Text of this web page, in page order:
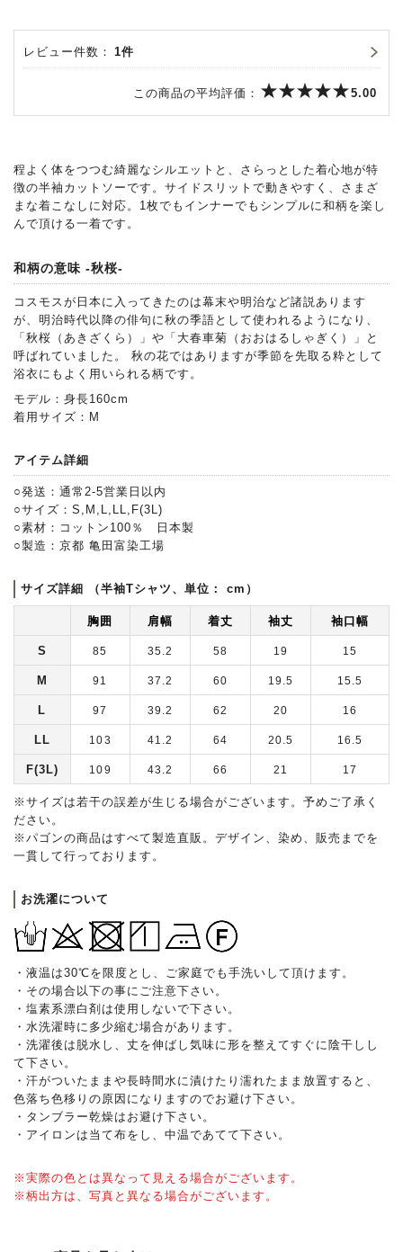
レビュー件数： 1件
この商品の平均評価： 5.00
程よく体をつつむ綺麗なシルエットと、さらっとした着心地が特
徴の半袖カットソーです。サイドスリットで動きやすく、さまざ
まな着こなしに対応。1枚でもインナーでもシンプルに和柄を楽し
んで頂ける一着です。
和柄の意味 -秋桜-
コスモスが日本に入ってきたのは幕末や明治など諸説あります
が、明治時代以降の俳句に秋の季語として使われるようになり、
「秋桜（あきざくら）」や「大春車菊（おおはるしゃぎく）」と
呼ばれていました。 秋の花ではありますが季節を先取る粋として
浴衣にもよく用いられる柄です。
モデル：身長160cm
着用サイズ：M
アイテム詳細
○発送：通常2-5営業日以内
○サイズ：S,M,L,LL,F(3L)
○素材：コットン100％ 日本製
○製造：京都 亀田富染工場
サイズ詳細 （半袖Tシャツ、単位： cm）
胸囲 肩幅 着丈 袖丈 袖口幅
S 85 35.2 58 19 15
M 91 37.2 60 19.5 15.5
L 97 39.2 62 20 16
LL 103 41.2 64 20.5 16.5
F(3L) 109 43.2 66 21 17
※サイズは若干の誤差が生じる場合がございます。予めご了承く
ださい。
※パゴンの商品はすべて製造直販。デザイン、染め、販売までを
一貫して行っております。
お洗濯について
・液温は30℃を限度とし、ご家庭でも手洗いして頂けます。
・その場合以下の事にご注意下さい。
・塩素系漂白剤は使用しないで下さい。
・水洗濯時に多少縮む場合があります。
・洗濯後は脱水し、丈を伸ばし気味に形を整えてすぐに陰干しし
て下さい。
・汗がついたままや長時間水に漬けたり濡れたまま放置すると、
色落ち色移りの原因になりますのでお避け下さい。
・タンブラー乾燥はお避け下さい。
・アイロンは当て布をし、中温であてて下さい。
※実際の色とは異なって見える場合がございます。
※柄出方は、写真と異なる場合がございます。